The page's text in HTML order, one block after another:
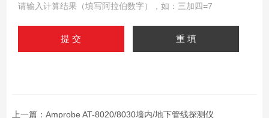
请输入计算结果（填写阿拉伯数字），如：三加四=7
上一篇： Amprobe AT-8020/8030墙内/地下管线探测仪